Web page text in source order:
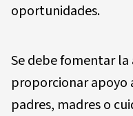
oportunidades.
Se debe fomentar
proporcionar apoyo
padres, madres o